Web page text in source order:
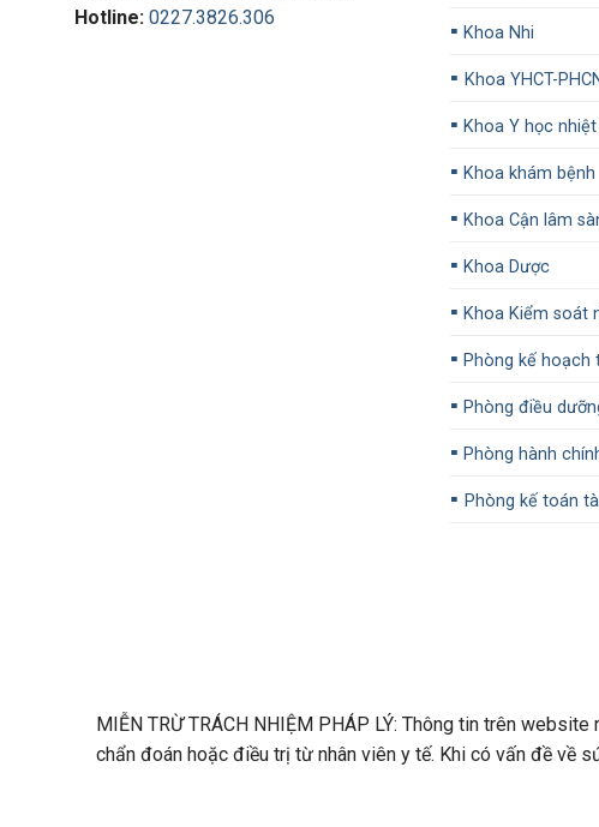
Hotline: 0227.3826.306
▪️ Khoa Nhi
▪️ Khoa YHCT-
▪️ Khoa Y học
▪️ Khoa khám bệnh
▪️ Khoa Cận lâm
▪️ Khoa Dược
▪️ Khoa Kiểm soát
▪️ Phòng kế hoạch
▪️ Phòng điều
▪️ Phòng hành
▪️ Phòng kế toán
MIỄN TRỪ TRÁCH NHIỆM PHÁP LÝ: Thông tin trên
chẩn đoán hoặc điều trị từ nhân viên y tế. Khi có vấn đề về